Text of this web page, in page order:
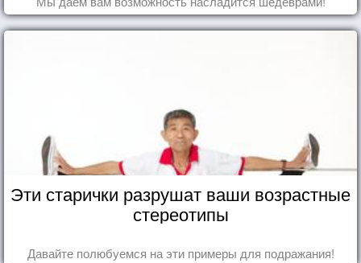
Эти старички разрушат ваши возрастные
стереотипы
Давайте полюбуемся на эти примеры для подражания!